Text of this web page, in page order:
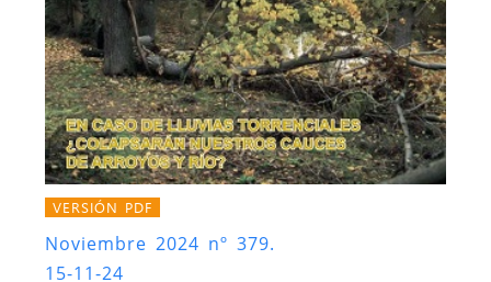
VERSIÓN PDF
Noviembre 2024 nº 379.
15-11-24